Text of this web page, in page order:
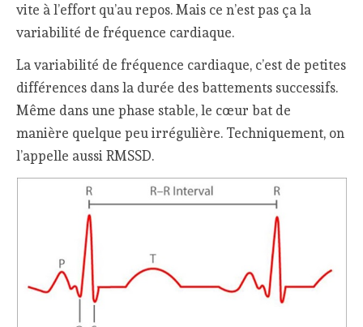
vite à l’effort qu’au repos. Mais ce n’est pas ça la
variabilité de fréquence cardiaque.
La variabilité de fréquence cardiaque, c’est de petites
différences dans la durée des battements successifs.
Même dans une phase stable, le cœur bat de
manière quelque peu irrégulière. Techniquement, on
l’appelle aussi RMSSD.